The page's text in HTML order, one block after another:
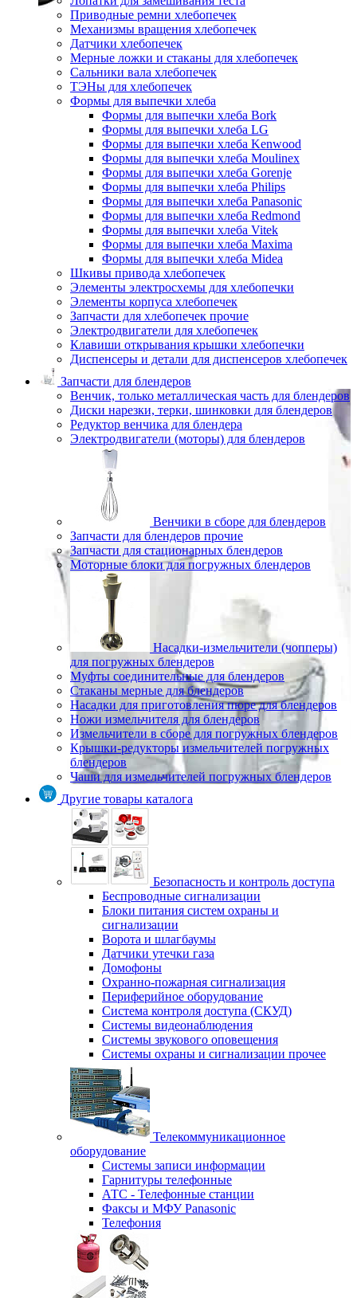
Приводные ремни хлебопечек
Механизмы вращения хлебопечек
Датчики хлебопечек
Мерные ложки и стаканы для хлебопечек
Сальники вала хлебопечек
ТЭНы для хлебопечек
Формы для выпечки хлеба
Формы для выпечки хлеба Bork
Формы для выпечки хлеба LG
Формы для выпечки хлеба Kenwood
Формы для выпечки хлеба Moulinex
Формы для выпечки хлеба Gorenje
Формы для выпечки хлеба Philips
Формы для выпечки хлеба Panasonic
Формы для выпечки хлеба Redmond
Формы для выпечки хлеба Vitek
Формы для выпечки хлеба Maxima
Формы для выпечки хлеба Midea
Шкивы привода хлебопечек
Элементы электросхемы для хлебопечки
Элементы корпуса хлебопечек
Запчасти для хлебопечек прочие
Электродвигатели для хлебопечек
Клавиши открывания крышки хлебопечки
Диспенсеры и детали для диспенсеров хлебопечек
Запчасти для блендеров
Венчик, только металлическая часть для блендеров
Диски нарезки, терки, шинковки для блендеров
Редуктор венчика для блендера
Электродвигатели (моторы) для блендеров
Венчики в сборе для блендеров
Запчасти для блендеров прочие
Запчасти для стационарных блендеров
Моторные блоки для погружных блендеров
Насадки-измельчители (чопперы)
для погружных блендеров
Муфты соединительные для блендеров
Стаканы мерные для блендеров
Насадки для приготовления пюре для блендеров
Ножи измельчителя для блендеров
Измельчители в сборе для погружных блендеров
Крышки-редукторы измельчителей погружных
блендеров
Чаши для измельчителей погружных блендеров
Другие товары каталога
Безопасность и контроль доступа
Беспроводные сигнализации
Блоки питания систем охраны и
сигнализации
Ворота и шлагбаумы
Датчики утечки газа
Домофоны
Охранно-пожарная сигнализация
Периферийное оборудование
Система контроля доступа (СКУД)
Системы видеонаблюдения
Системы звукового оповещения
Системы охраны и сигнализации прочее
Телекоммуникационное
оборудование
Системы записи информации
Гарнитуры телефонные
АТС - Телефонные станции
Факсы и МФУ Panasonic
Телефония